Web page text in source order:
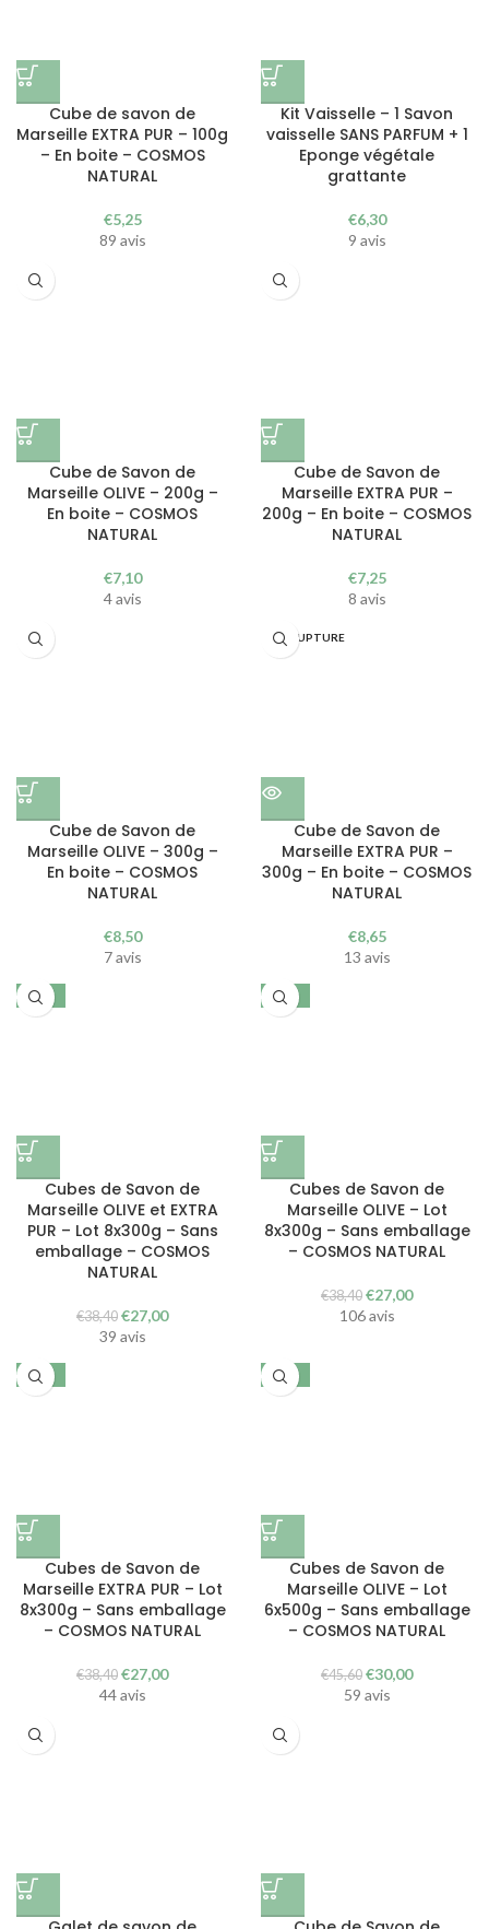
Cube de savon de
Marseille EXTRA PUR – 100g
– En boite – COSMOS
NATURAL
€5,25
89 avis
Kit Vaisselle – 1 Savon
vaisselle SANS PARFUM + 1
Eponge végétale
grattante
€6,30
9 avis
Cube de Savon de
Marseille OLIVE – 200g –
En boite – COSMOS
NATURAL
€7,10
4 avis
Cube de Savon de
Marseille EXTRA PUR –
200g – En boite – COSMOS
NATURAL
€7,25
8 avis
Cube de Savon de
Marseille OLIVE – 300g –
En boite – COSMOS
NATURAL
€8,50
7 avis
EN RUPTURE
Cube de Savon de
Marseille EXTRA PUR –
300g – En boite – COSMOS
NATURAL
€8,65
13 avis
-30%
Cubes de Savon de
Marseille OLIVE et EXTRA
PUR – Lot 8x300g – Sans
emballage – COSMOS
NATURAL
€38,40 Le
prix
€27,00Le
39 avis
-30%
Cubes de Savon de
Marseille OLIVE – Lot
8x300g – Sans emballage
– COSMOS NATURAL
€38,40 Le
prix
€27,00Le
106 avis
-30%
Cubes de Savon de
Marseille EXTRA PUR – Lot
8x300g – Sans emballage
– COSMOS NATURAL
€38,40 Le
prix
€27,00Le
44 avis
-34%
Cubes de Savon de
Marseille OLIVE – Lot
6x500g – Sans emballage
– COSMOS NATURAL
€45,60 Le
prix
€30,00Le
59 avis